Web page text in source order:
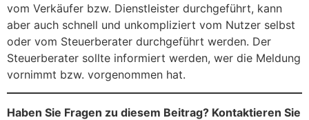
vom Verkäufer bzw. Dienstleister durchgeführt, kann
aber auch schnell und unkompliziert vom Nutzer selbst
oder vom Steuerberater durchgeführt werden. Der
Steuerberater sollte informiert werden, wer die Meldung
vornimmt bzw. vorgenommen hat.
Haben Sie Fragen zu diesem Beitrag? Kontaktieren Sie